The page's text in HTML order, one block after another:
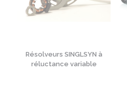
Résolveurs SINGLSYN à
réluctance variable